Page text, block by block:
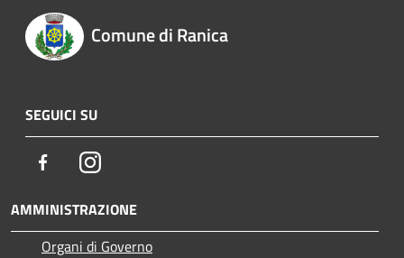
Comune di Ranica
SEGUICI SU
FacebookInstagram
AMMINISTRAZIONE
Organi di Governo